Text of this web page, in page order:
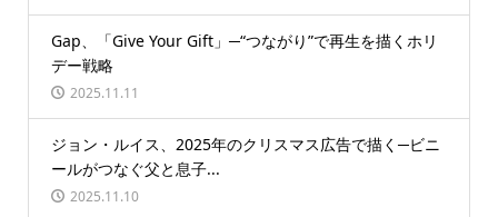
Gap、「Give Your Gift」─“つながり”で再生を描くホリ
デー戦略
2025.11.11
ジョン・ルイス、2025年のクリスマス広告で描く─ビニ
ールがつなぐ父と息子...
2025.11.10